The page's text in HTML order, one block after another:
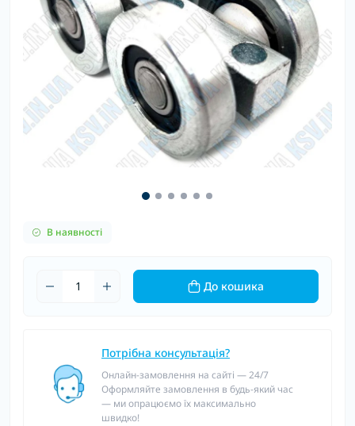
В наявності
До кошика
Потрібна консультація?
Онлайн-замовлення на сайті — 24/7
Оформляйте замовлення в будь-який час
— ми опрацюємо їх максимально
швидко!